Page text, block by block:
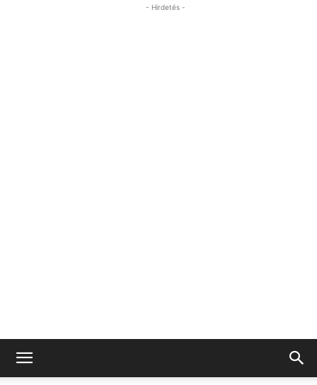
- Hirdetés -